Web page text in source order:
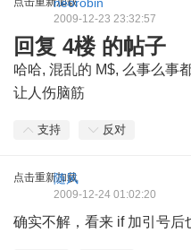
2009-12-23 23:32:57
回复 4楼 的帖子
哈哈, 混乱的 M$, 么事么事
让人伤脑筋
支持 反对
点击重新加载
随风
2009-12-24 01:02:20
确实不解，看来 if 加引号后